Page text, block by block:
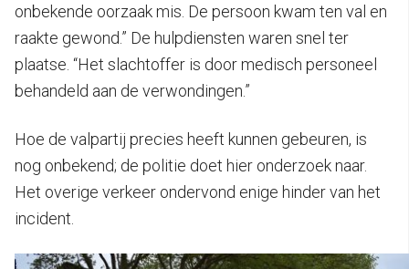
onbekende oorzaak mis. De persoon kwam ten val en
raakte gewond.” De hulpdiensten waren snel ter
plaatse. “Het slachtoffer is door medisch personeel
behandeld aan de verwondingen.”
Hoe de valpartij precies heeft kunnen gebeuren, is
nog onbekend; de politie doet hier onderzoek naar.
Het overige verkeer ondervond enige hinder van het
incident.